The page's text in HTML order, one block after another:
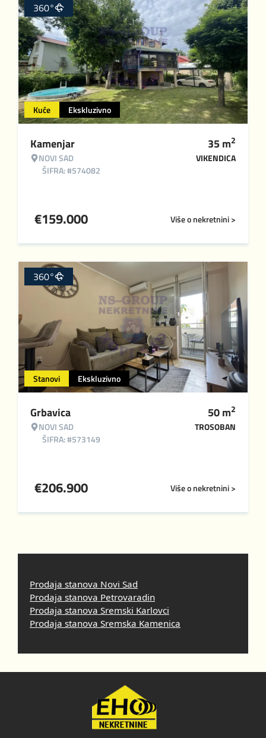
Kuće Ekskluzivno
360°
Kamenjar
NOVI SAD
ŠIFRA: #574082
35m2
VIKENDICA
Više o nekretnini >
€159.000
Stanovi Ekskluzivno
360°
Grbavica
NOVI SAD
ŠIFRA: #573149
50m2
TROSOBAN
Više o nekretnini >
€206.900
Prodaja stanova Novi Sad
Prodaja stanova Petrovaradin
Prodaja stanova Sremski Karlovci
Prodaja stanova Sremska Kamenica